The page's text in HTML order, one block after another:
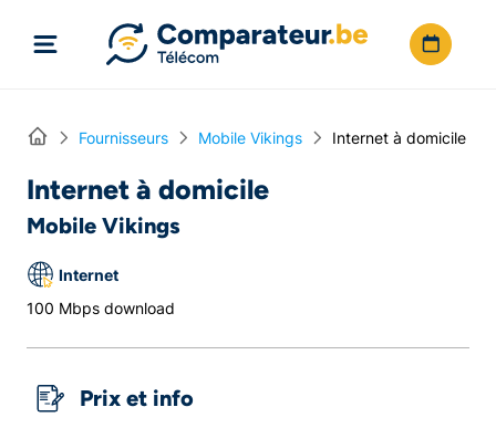
Home Fournisseurs Mobile Vikings Internet à domicile
Internet à domicile
Mobile Vikings
Internet
100 Mbps download
Prix et info